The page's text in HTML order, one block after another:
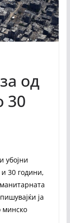
од
30
убојни
и 30 години,
ја
минско